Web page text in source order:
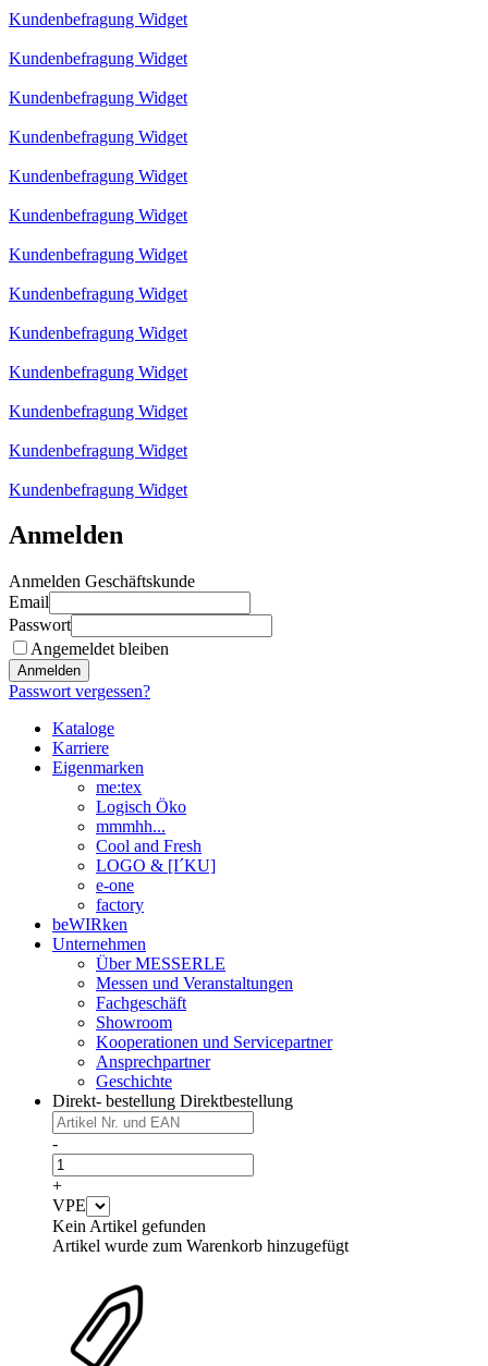
Kundenbefragung Widget
Kundenbefragung Widget
Kundenbefragung Widget
Kundenbefragung Widget
Kundenbefragung Widget
Kundenbefragung Widget
Kundenbefragung Widget
Kundenbefragung Widget
Kundenbefragung Widget
Kundenbefragung Widget
Kundenbefragung Widget
Kundenbefragung Widget
Kundenbefragung Widget
Anmelden
Anmelden Geschäftskunde
Email
Passwort
Angemeldet bleiben
Anmelden
Passwort vergessen?
Kataloge
Karriere
Eigenmarken
me:tex
Logisch Öko
mmmhh...
Cool and Fresh
LOGO & [I´KU]
e-one
factory
beWIRken
Unternehmen
Über MESSERLE
Messen und Veranstaltungen
Fachgeschäft
Showroom
Kooperationen und Servicepartner
Ansprechpartner
Geschichte
Direkt- bestellung Direktbestellung
-
+
VPE
Kein Artikel gefunden
Artikel wurde zum Warenkorb hinzugefügt